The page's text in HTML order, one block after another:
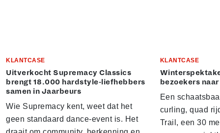
KLANTCASE
Uitverkocht Supremacy Classics
brengt 18.000 hardstyle-liefhebbers
samen in Jaarbeurs
Wie Supremacy kent, weet dat het
geen standaard dance-event is. Het
KLANTCASE
bezoekers
Een
curling, quad
Trail, een 30